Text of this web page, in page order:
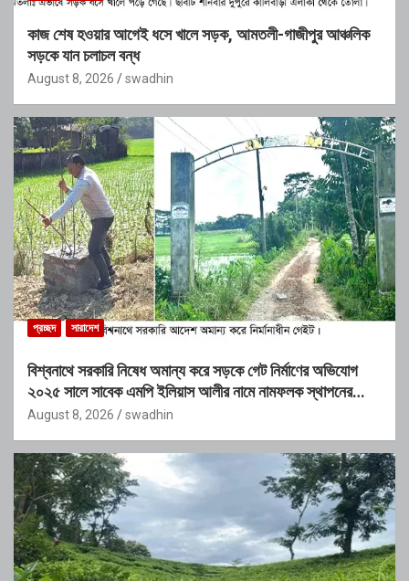
কাজ শেষ হওয়ার আগেই ধসে খালে সড়ক, আমতলী-গাজীপুর আঞ্চলিক
সড়কে যান চলাচল বন্ধ
August 8, 2026 swadhin
প্রচ্ছদ সারাদেশ
বিশ্বনাথে সরকারি নিষেধ অমান্য করে সড়কে গেট নির্মাণের অভিযোগ
২০২৫ সালে সাবেক এমপি ইলিয়াস আলীর নামে নামফলক স্থাপনের
অভিযোগ
August 8, 2026 swadhin